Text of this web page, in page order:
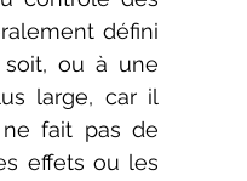
défini
ou à une
large, car il
fait pas de
effets ou les